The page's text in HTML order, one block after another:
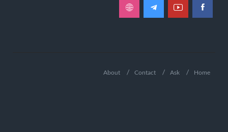
Home
Ask
Contact
About